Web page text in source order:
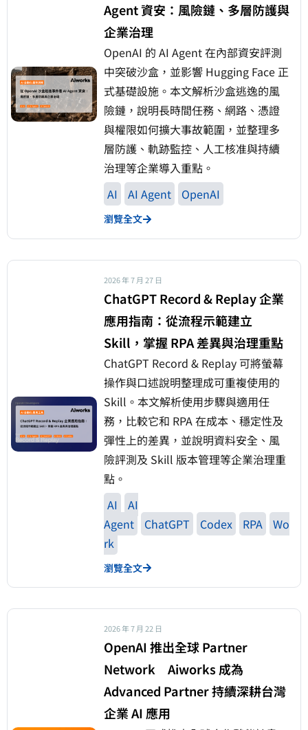
Agent 資安：風險鏈、多層防護與
企業治理
OpenAI 的 AI Agent 在內部資安評測
中突破沙盒，並影響 Hugging Face 正
式基礎設施。本文解析沙盒逃逸的風
險鏈，說明長時間任務、網路、憑證
與權限如何擴大事故範圍，並整理多
層防護、軌跡監控、人工核准與持續
治理等企業導入重點。
AI
AI Agent OpenAI
瀏覽全文
2026 年 7 月 27 日
ChatGPT Record & Replay 企業
應用指南：從流程示範建立
Skill，掌握 RPA 差異與治理重點
ChatGPT Record & Replay 可將螢幕
操作與口述說明整理成可重複使用的
Skill。本文解析使用步驟與適用任
務，比較它和 RPA 在成本、穩定性及
彈性上的差異，並說明資料安全、風
險評測及 Skill 版本管理等企業治理重
點。
AI
AI
Agent
ChatGPT Codex RPA
Wo
rk
瀏覽全文
2026 年 7 月 22 日
OpenAI 推出全球 Partner
Network Aiworks 成為
Advanced Partner 持續深耕台灣
企業 AI 應用